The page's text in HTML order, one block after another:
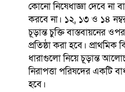
কোনো নিষেধাজ্ঞা দেবে না
করবে না। ১২, ১৩ ও ১৪
চূড়ান্ত চুক্তি বাস্তবায়নের
প্রতিষ্ঠা করা হবে। প্রাথমিক
ধারাগুলো নিয়ে চূড়ান্ত
নিরাপত্তা পরিষদের একটি
হবে।